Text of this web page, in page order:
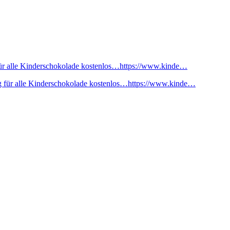
alle Kinderschokolade kostenlos…https://www.kinde…
für alle Kinderschokolade kostenlos…https://www.kinde…